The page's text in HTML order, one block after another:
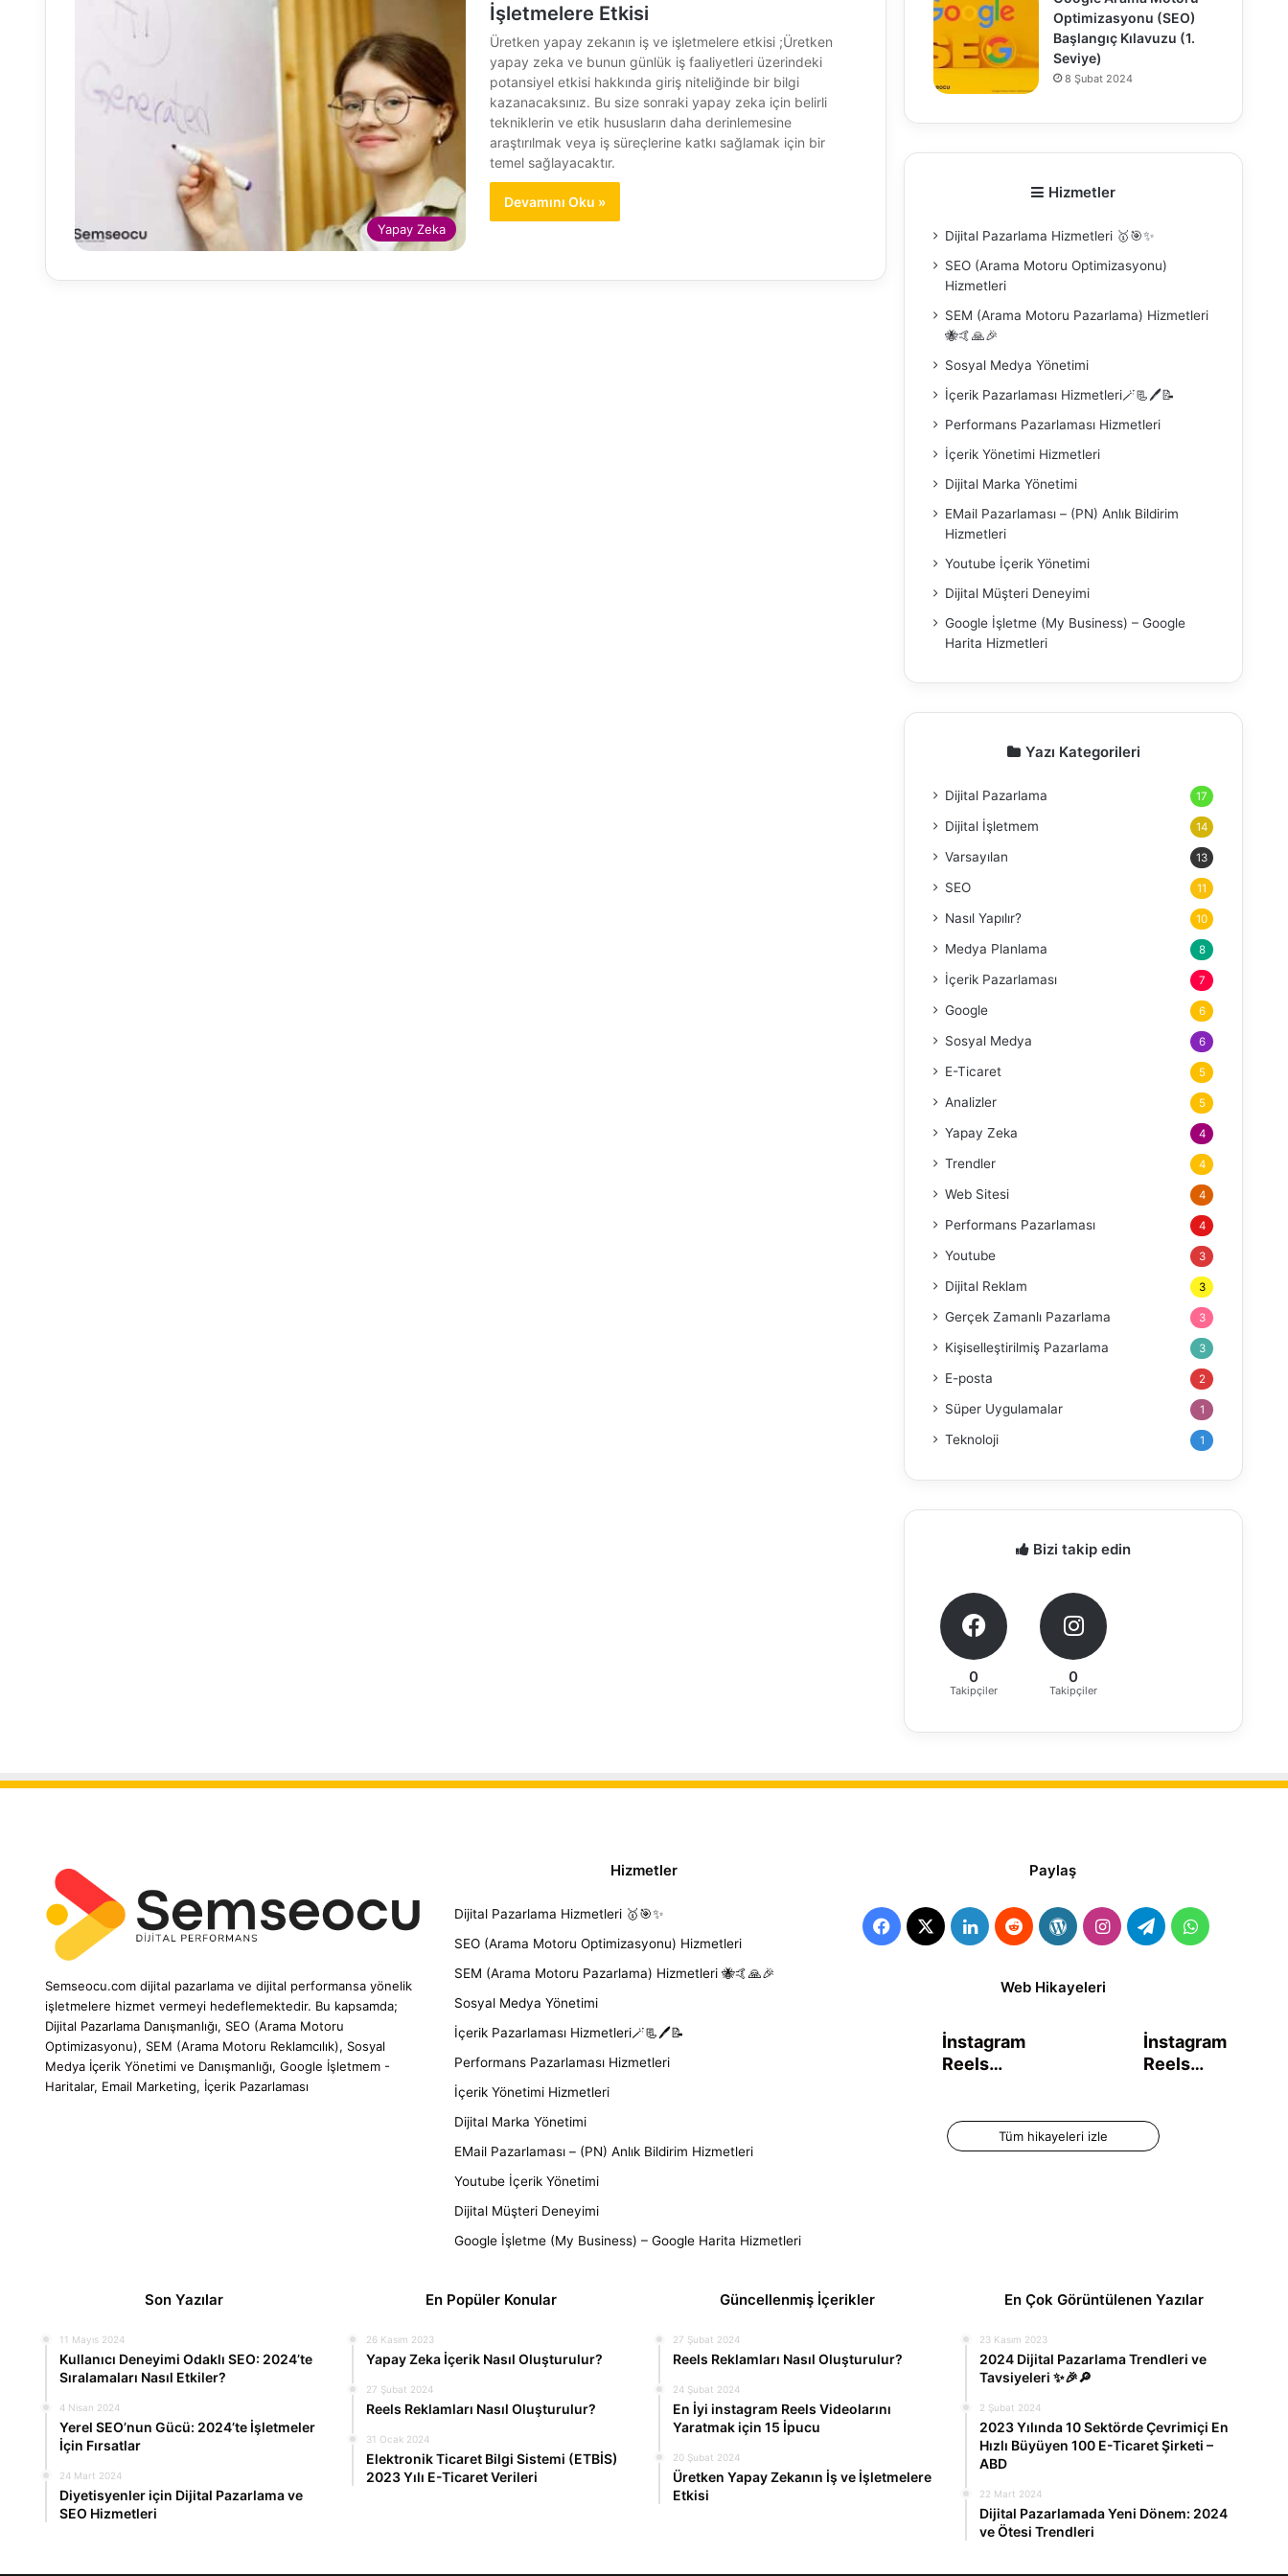
Yapay Zeka
İşletmelere Etkisi
Üretken yapay zekanın iş ve işletmelere etkisi ;Üretken
yapay zeka ve bunun günlük iş faaliyetleri üzerindeki
potansiyel etkisi hakkında giriş niteliğinde bir bilgi
kazanacaksınız. Bu size sonraki yapay zeka için belirli
tekniklerin ve etik hususların daha derinlemesine
araştırılmak veya iş süreçlerine katkı sağlamak için bir
temel sağlayacaktır.
Devamını Oku »
0
Optimizasyonu (SEO)
Başlangıç Kılavuzu (1.
Seviye)
8 Şubat 2024
Hizmetler
Dijital Pazarlama Hizmetleri 🥇🎯✨
SEO (Arama Motoru Optimizasyonu)
Hizmetleri
SEM (Arama Motoru Pazarlama) Hizmetleri
🐝🤙🙏🎉
Sosyal Medya Yönetimi
İçerik Pazarlaması Hizmetleri🪄📃🖊️📝
Performans Pazarlaması Hizmetleri
İçerik Yönetimi Hizmetleri
Dijital Marka Yönetimi
EMail Pazarlaması – (PN) Anlık Bildirim
Hizmetleri
Youtube İçerik Yönetimi
Dijital Müşteri Deneyimi
Google İşletme (My Business) – Google
Harita Hizmetleri
Yazı Kategorileri
Dijital Pazarlama 17
Dijital İşletmem 14
Varsayılan 13
SEO 11
Nasıl Yapılır? 10
Medya Planlama 8
İçerik Pazarlaması 7
Google 6
Sosyal Medya 6
E-Ticaret 5
Analizler 5
Yapay Zeka 4
Trendler 4
Web Sitesi 4
Performans Pazarlaması 4
Youtube 3
Dijital Reklam 3
Gerçek Zamanlı Pazarlama 3
Kişiselleştirilmiş Pazarlama 3
E-posta 2
Süper Uygulamalar 1
Teknoloji 1
Bizi takip edin
0
Takipçiler
0
Takipçiler
Semseocu.com dijital pazarlama ve dijital performansa yönelik
işletmelere hizmet vermeyi hedeflemektedir. Bu kapsamda;
Dijital Pazarlama Danışmanlığı, SEO (Arama Motoru
Optimizasyonu), SEM (Arama Motoru Reklamcılık), Sosyal
Medya İçerik Yönetimi ve Danışmanlığı, Google İşletmem -
Haritalar, Email Marketing, İçerik Pazarlaması
Hizmetler
Dijital Pazarlama Hizmetleri 🥇🎯✨
SEO (Arama Motoru Optimizasyonu) Hizmetleri
SEM (Arama Motoru Pazarlama) Hizmetleri 🐝🤙🙏🎉
Sosyal Medya Yönetimi
İçerik Pazarlaması Hizmetleri🪄📃🖊️📝
Performans Pazarlaması Hizmetleri
İçerik Yönetimi Hizmetleri
Dijital Marka Yönetimi
EMail Pazarlaması – (PN) Anlık Bildirim Hizmetleri
Youtube İçerik Yönetimi
Dijital Müşteri Deneyimi
Google İşletme (My Business) – Google Harita Hizmetleri
Paylaş
Facebook
X LinkedInRedditWordPress
InstagramTelegramWhatsApp
Web Hikayeleri
İnstagram
Reels
Oluşturulur
ve
İnstagram
Reels
Dakika?
Tüm hikayeleri izle
Son Yazılar
11 Mayıs 2024
Kullanıcı Deneyimi Odaklı SEO: 2024’te
Sıralamaları Nasıl Etkiler?
4 Nisan 2024
Yerel SEO’nun Gücü: 2024’te İşletmeler
İçin Fırsatlar
24 Mart 2024
Diyetisyenler için Dijital Pazarlama ve
SEO Hizmetleri
En Popüler Konular
26 Kasım 2023
Yapay Zeka İçerik Nasıl Oluşturulur?
27 Şubat 2024
Reels Reklamları Nasıl Oluşturulur?
31 Ocak 2024
Elektronik Ticaret Bilgi Sistemi (ETBİS)
2023 Yılı E-Ticaret Verileri
Güncellenmiş İçerikler
27 Şubat 2024
Reels Reklamları Nasıl Oluşturulur?
24 Şubat 2024
En İyi instagram Reels Videolarını
Yaratmak için 15 İpucu
20 Şubat 2024
Üretken Yapay Zekanın İş ve İşletmelere
Etkisi
En Çok Görüntülenen Yazılar
23 Kasım 2023
2024 Dijital Pazarlama Trendleri ve
Tavsiyeleri ✨🎉🔎
2 Şubat 2024
2023 Yılında 10 Sektörde Çevrimiçi En
Hızlı Büyüyen 100 E-Ticaret Şirketi –
ABD
22 Mart 2024
Dijital Pazarlamada Yeni Dönem: 2024
ve Ötesi Trendleri